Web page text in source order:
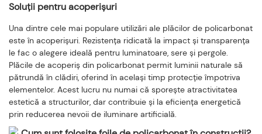
Soluții pentru acoperișuri
Una dintre cele mai populare utilizări ale plăcilor de policarbonat
este în acoperișuri. Rezistența ridicată la impact și transparența
le fac o alegere ideală pentru luminatoare, sere și pergole.
Plăcile de acoperiș din policarbonat permit luminii naturale să
pătrundă în clădiri, oferind în același timp protecție împotriva
elementelor. Acest lucru nu numai că sporește atractivitatea
estetică a structurilor, dar contribuie și la eficiența energetică
prin reducerea nevoii de iluminare artificială.